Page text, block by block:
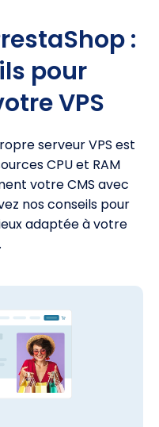
:
pour
VPS
serveur VPS est
CPU et RAM
votre CMS avec
nos conseils pour
adaptée à votre